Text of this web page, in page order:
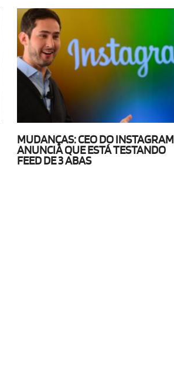
MUDANÇAS: CEO DO INSTAGRAM
ANUNCIA QUE ESTÁ TESTANDO
FEED DE 3 ABAS